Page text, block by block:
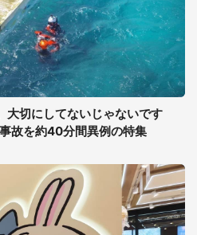
大切にしてないじゃないです
故を約40分間異例の特集